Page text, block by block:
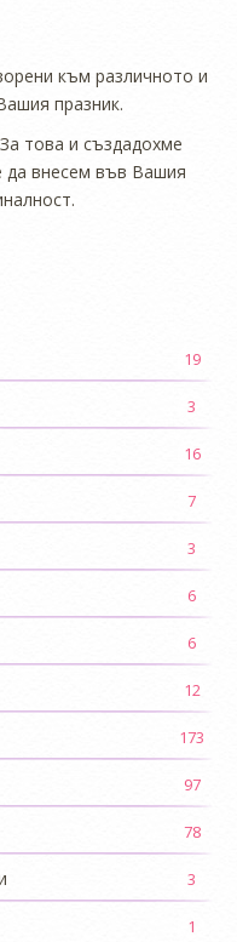
към различното и
празник.
това и създадохме
да внесем във Вашия
19
3
16
7
3
6
6
12
173
97
78
3
1